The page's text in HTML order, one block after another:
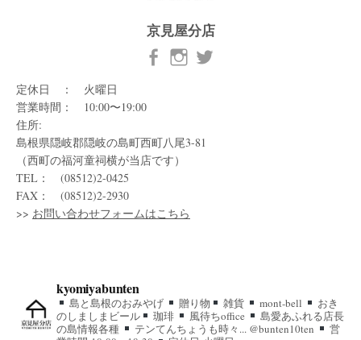
京見屋分店
定休日 ： 火曜日
営業時間： 10:00〜19:00
住所:
島根県隠岐郡隠岐の島町西町八尾3-81
（西町の福河童祠横が当店です）
TEL： (08512)2-0425
FAX： (08512)2-2930
>> お問い合わせフォームはこちら
kyomiyabunten
島と島根のおみやげ 贈り物 雑貨 mont-bell
おき
のしましまビール
珈琲 風待ちoffice
島愛あふれる店長
の島情報各種
テンてんちょうも時々... @bunten10ten
営